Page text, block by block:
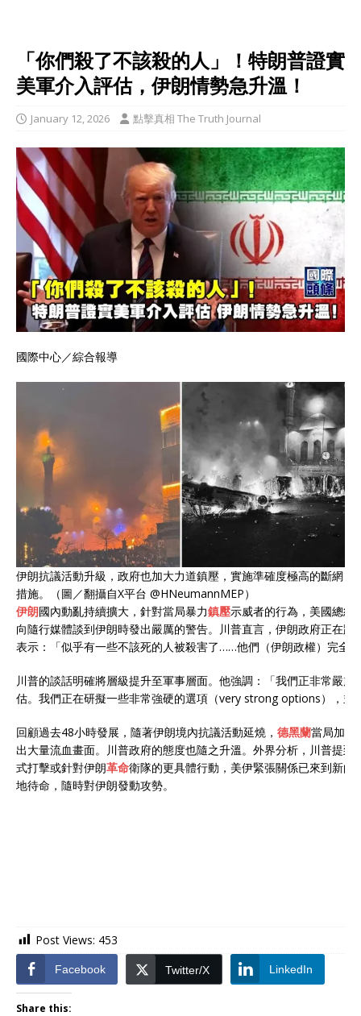
「你們殺了不該殺的人」！特朗普證實
美軍介入評估，伊朗情勢急升溫！
January 12, 2026 點擊真相 The Truth Journal
國際中心／綜合報導
伊朗抗議活動升級，政府也加大力道鎮壓，實施準確度極高的斷網
措施。（圖／翻攝自X平台 @HNeumannMEP）
伊朗國內動亂持續擴大，針對當局暴力鎮壓示威者的行為，美國總統
向隨行媒體談到伊朗時發出嚴厲的警告。川普直言，伊朗政府正在
表示：「似乎有一些不該死的人被殺害了……他們（伊朗政權）完全
川普的談話明確將層級提升至軍事層面。他強調：「我們正非常嚴
估。我們正在研擬一些非常強硬的選項（very strong options），並
回顧過去48小時發展，隨著伊朗境內抗議活動延燒， 德黑蘭當局加大
出大量流血畫面。川普政府的態度也隨之升溫。外界分析，川普提
式打擊或針對伊朗革命衛隊的更具體行動，美伊緊張關係已來到新的
地待命，隨時對伊朗發動攻勢。
Post Views: 453
Facebook Twitter/X LinkedIn
Share this: